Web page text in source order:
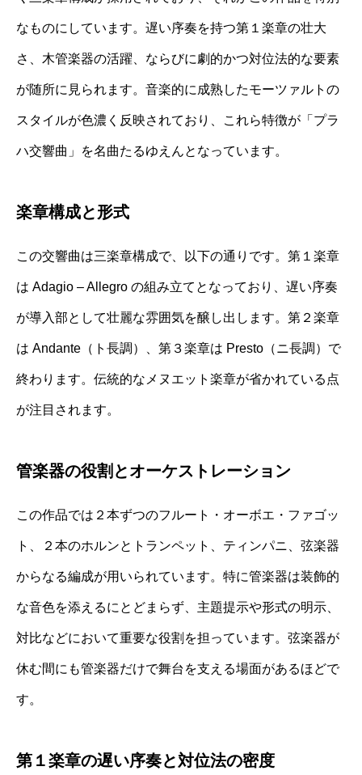
なものにしています。遅い序奏を持つ第１楽章の壮大
さ、木管楽器の活躍、ならびに劇的かつ対位法的な要素
が随所に見られます。音楽的に成熟したモーツァルトの
スタイルが色濃く反映されており、これら特徴が「プラ
ハ交響曲」を名曲たるゆえんとなっています。
楽章構成と形式
この交響曲は三楽章構成で、以下の通りです。第１楽章
は Adagio – Allegro の組み立てとなっており、遅い序奏
が導入部として壮麗な雰囲気を醸し出します。第２楽章
は Andante（ト長調）、第３楽章は Presto（ニ長調）で
終わります。伝統的なメヌエット楽章が省かれている点
が注目されます。
管楽器の役割とオーケストレーション
この作品では２本ずつのフルート・オーボエ・ファゴッ
ト、２本のホルンとトランペット、ティンパニ、弦楽器
からなる編成が用いられています。特に管楽器は装飾的
な音色を添えるにとどまらず、主題提示や形式の明示、
対比などにおいて重要な役割を担っています。弦楽器が
休む間にも管楽器だけで舞台を支える場面があるほどで
す。
第１楽章の遅い序奏と対位法の密度